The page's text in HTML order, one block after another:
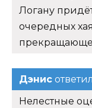
Логану
очередных
Дэнис
Нелестные